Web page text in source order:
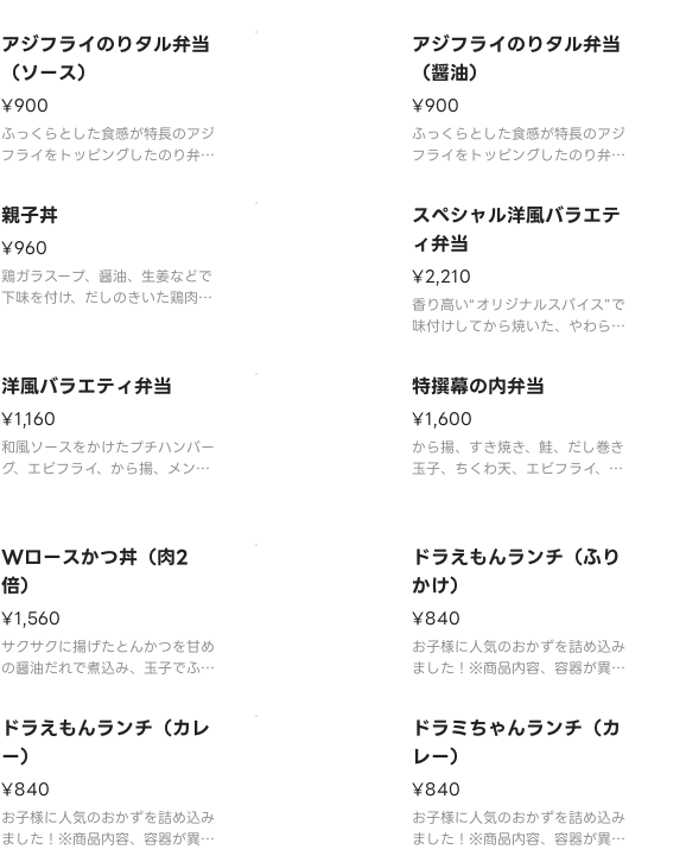
こだわりのカレーです。ゴーダ、
ホワイトチェダー、モッツァレラ
の3種のチーズトッピングをお楽
しみください。※商品内容、容器
が異なる場合が御座います。
つおたくあんなどを贅沢に詰め合
わせました。肉、魚、野菜をバラ
の内弁当です。※商品内容、容器
が異なる場合が御座います
アジフライのりタル弁当
（ソース）
¥900
ふっくらとした食感が特長のアジ
フライをトッピングしたのり弁当
む味わいとなっています。※商品
内容、容器が異なる場合は御座い
ます。
アジフライのりタル弁当
（醤油）
¥900
ふっくらとした食感が特長のアジ
フライをトッピングしたのり弁当
む味わいとなっています。※商品
内容、容器が異なる場合は御座い
親子丼
¥960
鶏ガラスープ、醤油、生姜などで
下味を付け、だしのきいた鶏肉と
※商品内容、容器が異なる場合が
スペシャル洋風バラエテ
ィ弁当
¥2,210
香り高い“オリジナルスパイス”で
味付けしてから焼いた、やわらか
メンチカツなどのバラエティ豊か
なおかずを楽しめる一品です。※
商品内容、容器が異なる場合が御
座います。
洋風バラエティ弁当
¥1,160
和風ソースをかけたプチハンバー
グ、エビフライ、から揚、メンチ
※商品内容、容器が異なる場合が
ございます。
特撰幕の内弁当
¥1,600
から揚、すき焼き、鮭、だし巻き
玉子、ちくわ天、エビフライ、野
※商品内容、容器が異なる場合が
ございます。
Wロースかつ丼（肉2
倍）
¥1,560
サクサクに揚げたとんかつを甘め
の醤油だれで煮込み、玉子でふん
みたい方におすすめです。※肉2
倍（ロースかつとじ弁当 当対
合が御座います。
ドラえもんランチ（ふり
かけ）
¥840
お子様に人気のおかずを詰め込み
ました！※商品内容、容器が異な
ドラえもんランチ（カレ
ー）
¥840
お子様に人気のおかずを詰め込み
ました！※商品内容、容器が異な
ドラミちゃんランチ（カ
レー）
¥840
お子様に人気のおかずを詰め込み
ました！※商品内容、容器が異な